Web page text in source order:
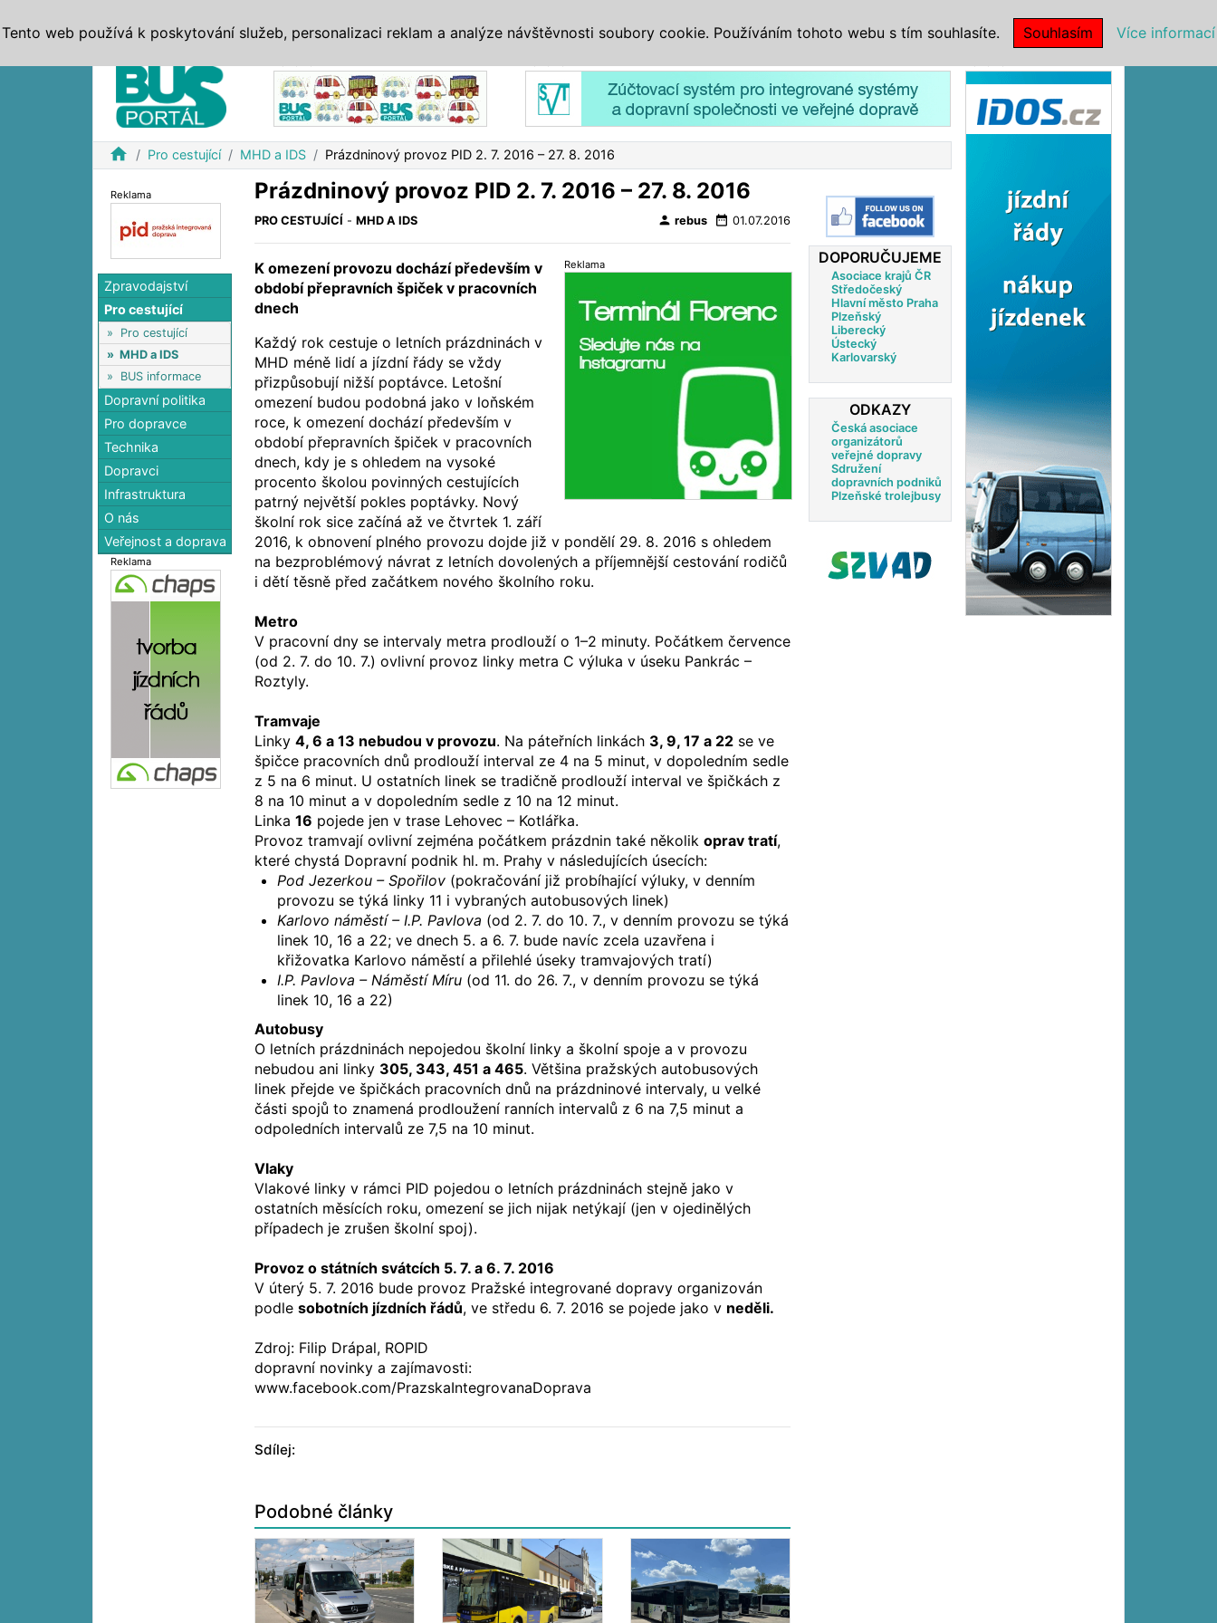
home Pro cestující MHD a IDS Prázdninový provoz PID 2. 7. 2016 – 27. 8. 2016
Reklama
Zpravodajství
Pro cestující
» Pro cestující
» MHD a IDS
» BUS informace
Dopravní politika
Pro dopravce
Technika
Dopravci
Infrastruktura
O nás
Veřejnost a doprava
Reklama
Prázdninový provoz PID 2. 7. 2016 – 27. 8. 2016
PRO CESTUJÍCÍ -MHD A IDS person rebus date_range 01.07.2016
Reklama
K omezení provozu dochází především v
období přepravních špiček v pracovních
dnech
Každý rok cestuje o letních prázdninách v
MHD méně lidí a jízdní řády se vždy
přizpůsobují nižší poptávce. Letošní
omezení budou podobná jako v loňském
roce, k omezení dochází především v
období přepravních špiček v pracovních
dnech, kdy je s ohledem na vysoké
procento školou povinných cestujících
patrný největší pokles poptávky. Nový
školní rok sice začíná až ve čtvrtek 1. září
2016, k obnovení plného provozu dojde již v pondělí 29. 8. 2016 s ohledem
na bezproblémový návrat z letních dovolených a příjemnější cestování rodičů
i dětí těsně před začátkem nového školního roku.
Metro
V pracovní dny se intervaly metra prodlouží o 1–2 minuty. Počátkem července
(od 2. 7. do 10. 7.) ovlivní provoz linky metra C výluka v úseku Pankrác –
Roztyly.
Tramvaje
Linky4, 6 a 13 nebudou v provozu. Na páteřních linkách 3, 9, 17 a 22 se ve
špičce pracovních dnů prodlouží interval ze 4 na 5 minut, v dopoledním sedle
z 5 na 6 minut. U ostatních linek se tradičně prodlouží interval ve špičkách z
8 na 10 minut a v dopoledním sedle z 10 na 12 minut.
Linka16 pojede jen v trase Lehovec – Kotlářka.
Provoz tramvají ovlivní zejména počátkem prázdnin také několikoprav tratí,
které chystá Dopravní podnik hl. m. Prahy v následujících úsecích:
Pod Jezerkou – Spořilov (pokračování již probíhající výluky, v denním
provozu se týká linky 11 i vybraných autobusových linek)
Karlovo náměstí – I.P. Pavlova (od 2. 7. do 10. 7., v denním provozu se týká
linek 10, 16 a 22; ve dnech 5. a 6. 7. bude navíc zcela uzavřena i
křižovatka Karlovo náměstí a přilehlé úseky tramvajových tratí)
I.P. Pavlova – Náměstí Míru (od 11. do 26. 7., v denním provozu se týká
linek 10, 16 a 22)
Autobusy
O letních prázdninách nepojedou školní linky a školní spoje a v provozu
nebudou ani linky 305, 343, 451 a 465. Většina pražských autobusových
linek přejde ve špičkách pracovních dnů na prázdninové intervaly, u velké
části spojů to znamená prodloužení ranních intervalů z 6 na 7,5 minut a
odpoledních intervalů ze 7,5 na 10 minut.
Vlaky
Vlakové linky v rámci PID pojedou o letních prázdninách stejně jako v
ostatních měsících roku, omezení se jich nijak netýkají (jen v ojedinělých
případech je zrušen školní spoj).
Provoz o státních svátcích 5. 7. a 6. 7. 2016
V úterý 5. 7. 2016 bude provoz Pražské integrované dopravy organizován
podlesobotních jízdních řádů, ve středu 6. 7. 2016 se pojede jako v neděli.
Zdroj: Filip Drápal, ROPID
dopravní novinky a zajímavosti:
www.facebook.com/PrazskaIntegrovanaDoprava
Sdílej:
Podobné články
DOPORUČUJEME
Asociace krajů ČR
Středočeský
Hlavní město Praha
Plzeňský
Liberecký
Ústecký
Karlovarský
ODKAZY
Česká asociace
organizátorů
veřejné dopravy
Sdružení
dopravních podniků
Plzeňské trolejbusy
Tento web používá k poskytování služeb, personalizaci reklam a analýze návštěvnosti soubory cookie. Používáním tohoto webu s tím souhlasíte. Souhlasím Více informací